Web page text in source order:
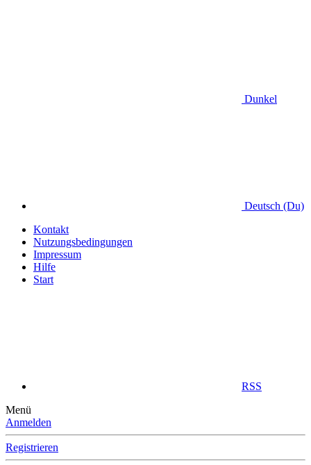
Dunkel
Deutsch (Du)
Kontakt
Nutzungsbedingungen
Impressum
Hilfe
Start
RSS
Menü
Anmelden
Registrieren